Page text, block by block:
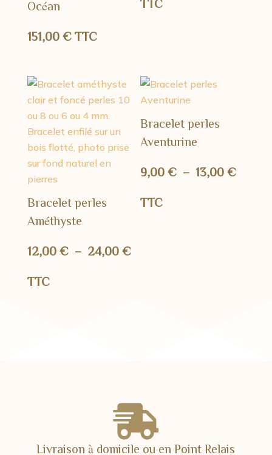
Océan
151,00 € TTC
TTC
Bracelet perles
Améthyste
12,00 € – 24,00 €Plage
24,00 €
TTC
Bracelet perles
Aventurine
9,00€ – 13,00€Plage
TTC

Livraison à domicile ou en Point Relais